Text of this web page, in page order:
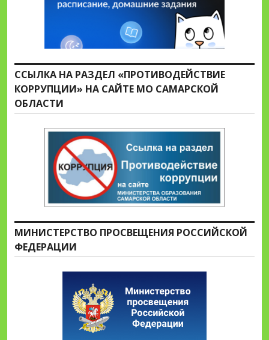
ССЫЛКА НА РАЗДЕЛ «ПРОТИВОДЕЙСТВИЕ
КОРРУПЦИИ» НА САЙТЕ МО САМАРСКОЙ
ОБЛАСТИ
МИНИСТЕРСТВО ПРОСВЕЩЕНИЯ РОССИЙСКОЙ
ФЕДЕРАЦИИ